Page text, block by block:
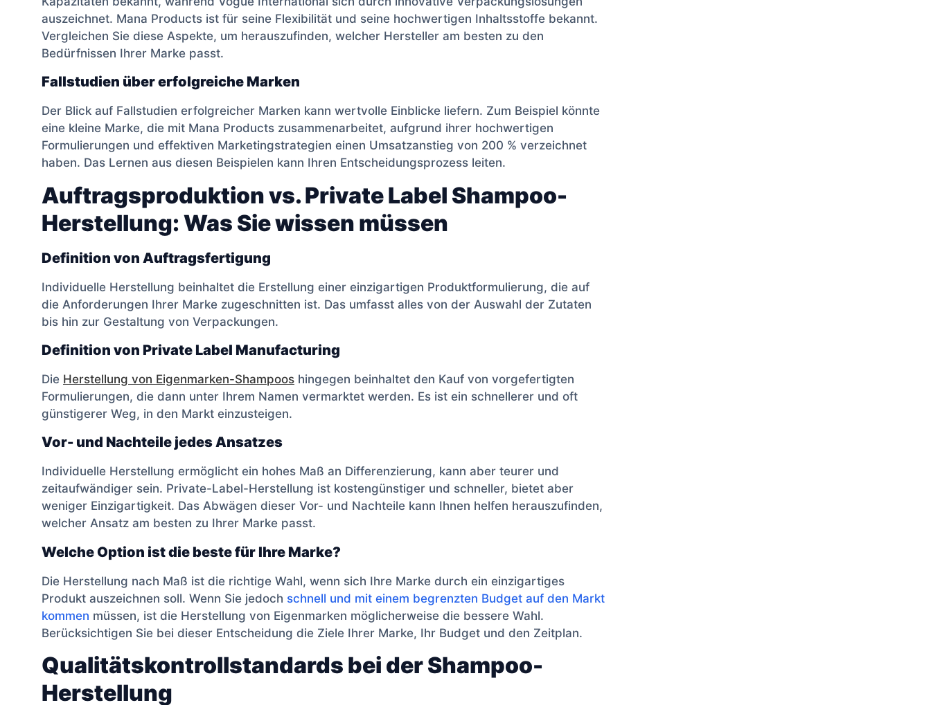
auszeichnet. Mana Products ist für seine Flexibilität und seine hochwertigen Inhaltsstoffe bekannt.
Vergleichen Sie diese Aspekte, um herauszufinden, welcher Hersteller am besten zu den
Bedürfnissen Ihrer Marke passt.
Fallstudien über erfolgreiche Marken
Der Blick auf Fallstudien erfolgreicher Marken kann wertvolle Einblicke liefern. Zum Beispiel könnte
eine kleine Marke, die mit Mana Products zusammenarbeitet, aufgrund ihrer hochwertigen
Formulierungen und effektiven Marketingstrategien einen Umsatzanstieg von 200 % verzeichnet
haben. Das Lernen aus diesen Beispielen kann Ihren Entscheidungsprozess leiten.
Auftragsproduktion vs. Private Label Shampoo-
Herstellung: Was Sie wissen müssen
Definition von Auftragsfertigung
Individuelle Herstellung beinhaltet die Erstellung einer einzigartigen Produktformulierung, die auf
die Anforderungen Ihrer Marke zugeschnitten ist. Das umfasst alles von der Auswahl der Zutaten
bis hin zur Gestaltung von Verpackungen.
Definition von Private Label Manufacturing
Die Herstellung von Eigenmarken-Shampoos hingegen beinhaltet den Kauf von vorgefertigten
Formulierungen, die dann unter Ihrem Namen vermarktet werden. Es ist ein schnellerer und oft
günstigerer Weg, in den Markt einzusteigen.
Vor- und Nachteile jedes Ansatzes
Individuelle Herstellung ermöglicht ein hohes Maß an Differenzierung, kann aber teurer und
zeitaufwändiger sein. Private-Label-Herstellung ist kostengünstiger und schneller, bietet aber
weniger Einzigartigkeit. Das Abwägen dieser Vor- und Nachteile kann Ihnen helfen herauszufinden,
welcher Ansatz am besten zu Ihrer Marke passt.
Welche Option ist die beste für Ihre Marke?
Die Herstellung nach Maß ist die richtige Wahl, wenn sich Ihre Marke durch ein einzigartiges
Produkt auszeichnen soll. Wenn Sie jedoch schnell und mit einem begrenzten Budget auf den Markt
kommen müssen, ist die Herstellung von Eigenmarken möglicherweise die bessere Wahl.
Berücksichtigen Sie bei dieser Entscheidung die Ziele Ihrer Marke, Ihr Budget und den Zeitplan.
Qualitätskontrollstandards bei der Shampoo-
Herstellung